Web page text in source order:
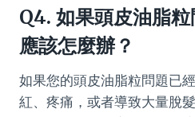
Q4. 如果頭皮油脂粒
應該怎麼辦？
如果您的頭皮油脂粒問題已
紅、疼痛，或者導致大量脫